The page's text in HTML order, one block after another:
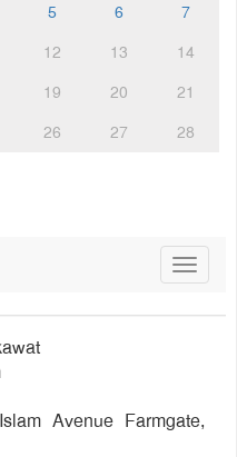
5 6
7
12 13
14
19 20
21
26 27
28
Toggle
Avenue Farmgate,